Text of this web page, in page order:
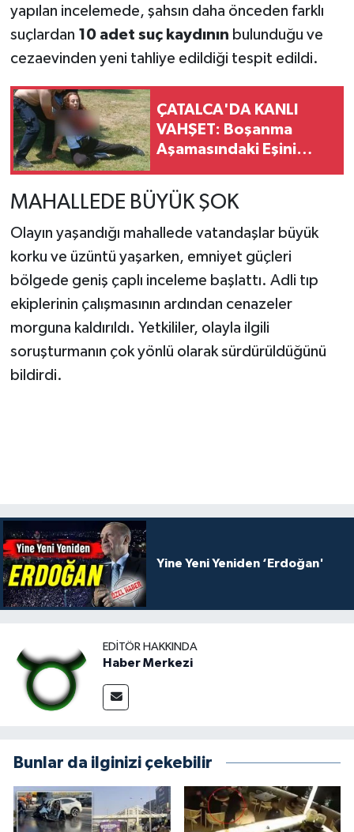
yapılan incelemede, şahsın daha önceden farklı
suçlardan 10 adet suç kaydının bulunduğu ve
cezaevinden yeni tahliye edildiği tespit edildi.
ÇATALCA'DA KANLI
VAHŞET: Boşanma
Aşamasındaki Eşini
MAHALLEDE BÜYÜK ŞOK
Olayın yaşandığı mahallede vatandaşlar büyük
korku ve üzüntü yaşarken, emniyet güçleri
bölgede geniş çaplı inceleme başlattı. Adli tıp
ekiplerinin çalışmasının ardından cenazeler
morguna kaldırıldı. Yetkililer, olayla ilgili
soruşturmanın çok yönlü olarak sürdürüldüğünü
bildirdi.
Yine Yeni Yeniden ‘Erdoğan'
EDITÖR HAKKINDA
Haber Merkezi
Bunlar da ilginizi çekebilir